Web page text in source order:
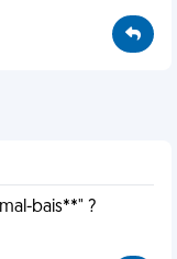
bais**" ?